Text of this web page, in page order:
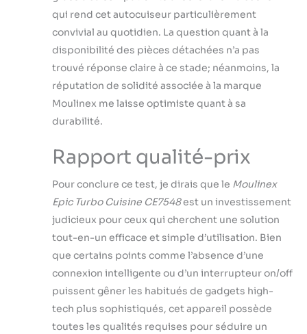
qui rend cet autocuiseur particulièrement
convivial au quotidien. La question quant à la
disponibilité des pièces détachées n’a pas
trouvé réponse claire à ce stade; néanmoins, la
réputation de solidité associée à la marque
Moulinex me laisse optimiste quant à sa
durabilité.
Rapport qualité-prix
Pour conclure ce test, je dirais que le Moulinex
Epic Turbo Cuisine CE7548est un investissement
judicieux pour ceux qui cherchent une solution
tout-en-un efficace et simple d’utilisation. Bien
que certains points comme l’absence d’une
connexion intelligente ou d’un interrupteur on/off
puissent gêner les habitués de gadgets high-
tech plus sophistiqués, cet appareil possède
toutes les qualités requises pour séduire un